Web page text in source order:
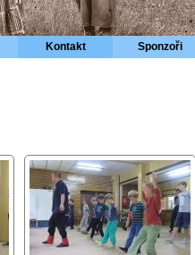
Kontakt Sponzoři